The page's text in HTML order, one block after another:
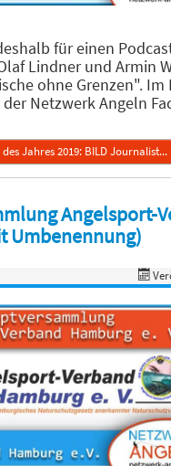
für einen
Lindner und Armin
ohne Grenzen".
Netzwerk Angeln
Jahres 2019: BILD Journalist...
Angelsport-
Umbenennung)